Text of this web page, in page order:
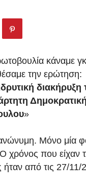
κάναμε
την
διακήρυξη
»
Μόνο μία
χρόνος που είχαν
ήταν από τις 27/11/